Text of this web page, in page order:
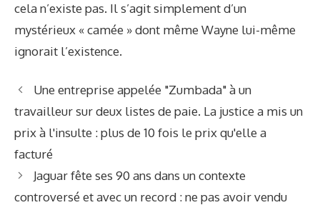
cela n’existe pas. Il s’agit simplement d’un
mystérieux « camée » dont même Wayne lui-même
ignorait l’existence.
Une entreprise appelée "Zumbada" à un
travailleur sur deux listes de paie. La justice a mis un
prix à l'insulte : plus de 10 fois le prix qu'elle a
facturé
Jaguar fête ses 90 ans dans un contexte
controversé et avec un record : ne pas avoir vendu